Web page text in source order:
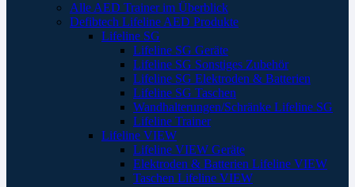
Alle AED Trainer im Überblick
Defibtech Lifeline AED Produkte
Lifeline SG
Lifeline SG Geräte
Lifeline SG Sonstiges Zubehör
Lifeline SG Elektroden & Batterien
Lifeline SG Taschen
Wandhalterungen/Schränke Lifeline SG
Lifeline Trainer
Lifeline VIEW
Lifeline VIEW Geräte
Elektroden & Batterien Lifeline VIEW
Taschen Lifeline VIEW